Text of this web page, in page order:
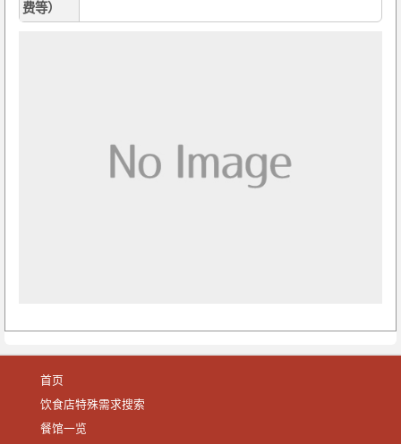
费等）
首页
饮食店特殊需求搜索
餐馆一览